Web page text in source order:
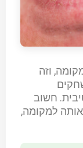
וזה
חשוב
אותה למקומה,